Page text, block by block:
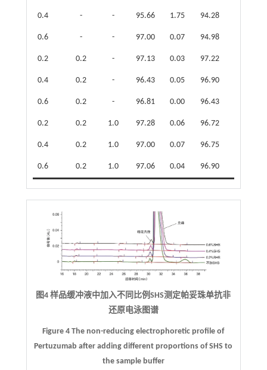
0.4 - - 95.66 1.75 94.28
0.6 - - 97.00 0.07 94.98
0.2 0.2 - 97.13 0.03 97.22
0.4 0.2 - 96.43 0.05 96.90
0.6 0.2 - 96.81 0.00 96.43
0.2 0.2 1.0 97.28 0.06 96.72
0.4 0.2 1.0 97.00 0.07 96.75
0.6 0.2 1.0 97.06 0.04 96.90
图4 样品缓冲液中加入不同比例SHS测定帕妥珠单抗非
还原电泳图谱
Figure 4 The non-reducing electrophoretic profile of
Pertuzumab after adding different proportions of SHS to
the sample buffer